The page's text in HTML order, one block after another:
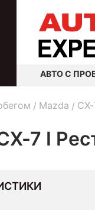
АВТО С
Mazda
7 I